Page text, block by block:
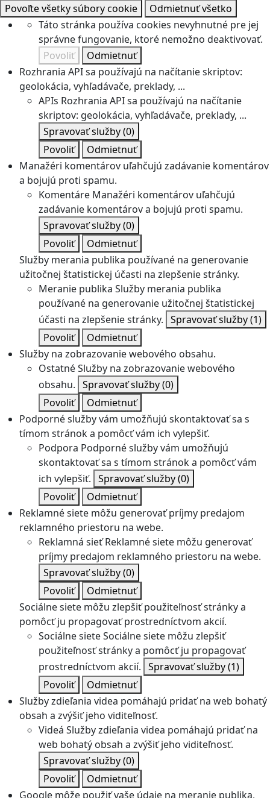
Povoľte všetky súbory cookie
Odmietnuť všetko
Táto stránka používa cookies nevyhnutné pre jej
správne fungovanie, ktoré nemožno deaktivovať.
Povoliť
Odmietnuť
Rozhrania API sa používajú na načítanie skriptov:
geolokácia, vyhľadávače, preklady, ...
APIs Rozhrania API sa používajú na načítanie
skriptov: geolokácia, vyhľadávače, preklady, ...
Spravovať služby(0)
Povoliť
Odmietnuť
Manažéri komentárov uľahčujú zadávanie komentárov
a bojujú proti spamu.
Komentáre Manažéri komentárov uľahčujú
zadávanie komentárov a bojujú proti spamu.
Spravovať služby(0)
Povoliť
Odmietnuť
Služby merania publika používané na generovanie
užitočnej štatistickej účasti na zlepšenie stránky.
Meranie publika Služby merania publika
používané na generovanie užitočnej štatistickej
účasti na zlepšenie stránky. Spravovať služby(1)
Povoliť
Odmietnuť
Služby na zobrazovanie webového obsahu.
OstatnéSlužby na zobrazovanie webového
obsahu. Spravovať služby(0)
Povoliť
Odmietnuť
Podporné služby vám umožňujú skontaktovať sa s
tímom stránok a pomôcť vám ich vylepšiť.
Podpora Podporné služby vám umožňujú
skontaktovať sa s tímom stránok a pomôcť vám
ich vylepšiť. Spravovať služby(0)
Povoliť
Odmietnuť
Reklamné siete môžu generovať príjmy predajom
reklamného priestoru na webe.
Reklamná sieť Reklamné siete môžu generovať
príjmy predajom reklamného priestoru na webe.
Spravovať služby(0)
Povoliť
Odmietnuť
Sociálne siete môžu zlepšiť použiteľnosť stránky a
pomôcť ju propagovať prostredníctvom akcií.
Sociálne sieteSociálne siete môžu zlepšiť
použiteľnosť stránky a pomôcť ju propagovať
prostredníctvom akcií. Spravovať služby(1)
Povoliť
Odmietnuť
Služby zdieľania videa pomáhajú pridať na web bohatý
obsah a zvýšiť jeho viditeľnosť.
Videá Služby zdieľania videa pomáhajú pridať na
web bohatý obsah a zvýšiť jeho viditeľnosť.
Spravovať služby(0)
Povoliť
Odmietnuť
Google môže použiť vaše údaje na meranie publika,